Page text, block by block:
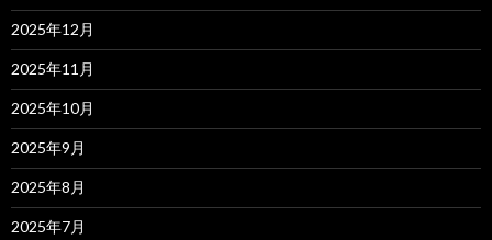
2025年12月
2025年11月
2025年10月
2025年9月
2025年8月
2025年7月